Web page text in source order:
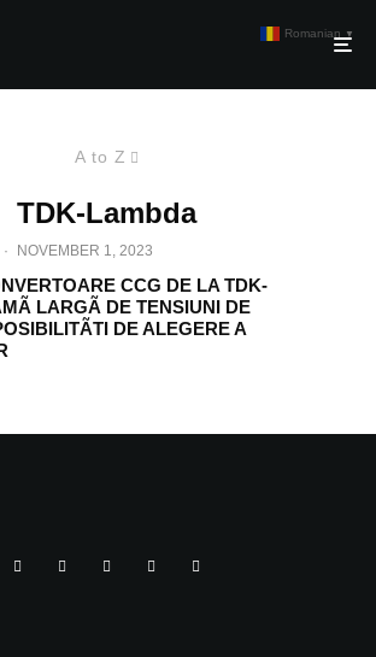
A to Z
TDK-Lambda
· NOVEMBER 1, 2023
CCG DE LA TDK-
LARGÃ DE TENSIUNI DE
DE ALEGERE A
Romanian ▼